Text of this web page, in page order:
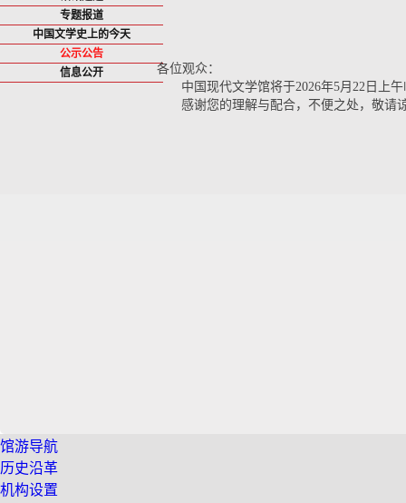
专题报道
中国文学史上的今天
公示公告
信息公开
各位观众：
中国现代文学馆将于2026年5月22日上
感谢您的理解与配合，不便之处，敬请
馆游导航
历史沿革
机构设置